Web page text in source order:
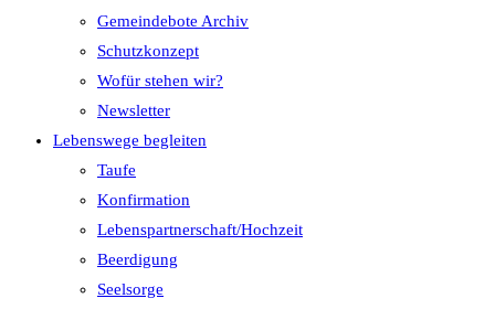
Gemeindebote Archiv
Schutzkonzept
Wofür stehen wir?
Newsletter
Lebenswege begleiten
Taufe
Konfirmation
Lebenspartnerschaft/Hochzeit
Beerdigung
Seelsorge